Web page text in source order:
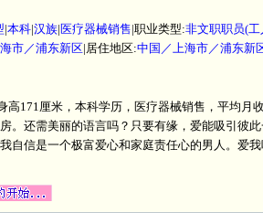
|本科|汉族|医疗器械销售|职业类型:非文职职员(
市／浦东新区|居住地区:中国／上海市／浦东新
高171厘米，本科学历，医疗器械销售，平均月
。还需美丽的语言吗？只要有缘，爱能吸引
自信是一个极富爱心和家庭责任心的男人。爱